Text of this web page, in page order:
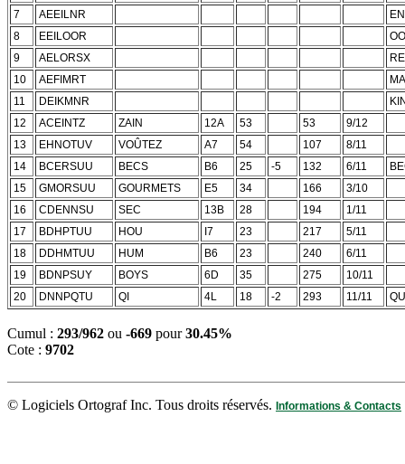
7
AEEILNR
8
EEILOOR
9
AELORSX
10
AEFIMRT
11
DEIKMNR
12
ACEINTZ ZAIN 12A 53 53
9/12
13
EHNOTUV VOÛTEZ A7 54 107
8/11
14
BCERSUU BECS B6 25 -5 132 6/11
15
GMORSUU GOURMETS E5 34 166
3/10
16
CDENNSU SEC 13B 28 194
1/11
17
BDHPTUU HOU I7 23 217
5/11
18
DDHMTUU HUM B6 23 240
6/11
19
BDNPSUY BOYS 6D 35 275
10/11
20
DNNPQTU QI 4L 18 -2 293 11/11
Cumul : 293/962 ou -669 pour30.45%
Cote : 9702
© Logiciels Ortograf Inc. Tous droits réservés. Informations & Contacts